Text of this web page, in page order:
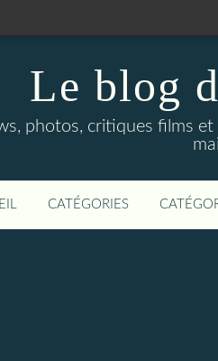
Le blog
photos, critiques films
CATÉGORIES